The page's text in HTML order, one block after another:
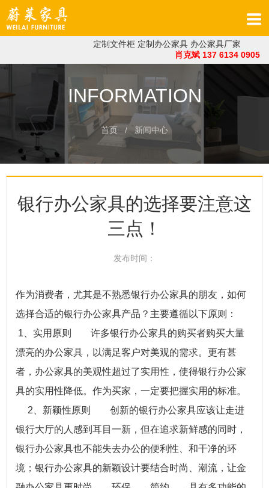
定制文件柜 定制办公家具 办公家具厂家
肖克斌 137 6134 0905
INFORMATION
首页 / 新闻中心
银行办公家具的选择要注意这
三点！
发布时间：
作为消费者，尤其是不熟悉银行办公家具的朋友，如何
选择合适的银行办公家具产品？主要遵循以下原则：
1、实用原则 许多银行办公家具的购买者购买大量
漂亮的办公家具，以满足客户对美观的需求。更有甚
者，办公家具的美观性超过了实用性，使得银行办公家
具的实用性降低。作为买家，一定要把握实用的标准。
2、新颖性原则 创新的银行办公家具应该让走进
银行大厅的人感到耳目一新，但在追求新鲜感的同时，
银行办公家具也不能失去办公的便利性、和干净的环
境；银行办公家具的新颖设计要结合时尚、潮流，让金